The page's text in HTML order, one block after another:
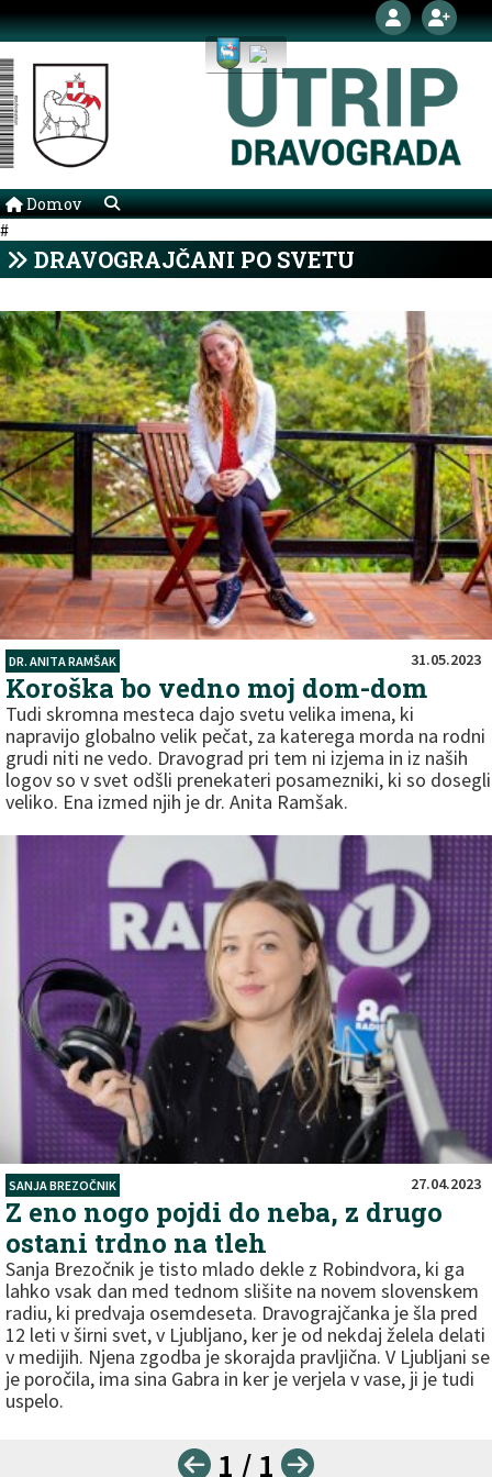
Domov
#
DRAVOGRAJČANI PO SVETU
DR. ANITA RAMŠAK 31.05.2023
Koroška bo vedno moj dom-dom
Tudi skromna mesteca dajo svetu velika imena, ki
napravijo globalno velik pečat, za katerega morda na rodni
grudi niti ne vedo. Dravograd pri tem ni izjema in iz naših
logov so v svet odšli prenekateri posamezniki, ki so dosegli
veliko. Ena izmed njih je dr. Anita Ramšak.
SANJA BREZOČNIK 27.04.2023
Z eno nogo pojdi do neba, z drugo
ostani trdno na tleh
Sanja Brezočnik je tisto mlado dekle z Robindvora, ki ga
lahko vsak dan med tednom slišite na novem slovenskem
radiu, ki predvaja osemdeseta. Dravograjčanka je šla pred
12 leti v širni svet, v Ljubljano, ker je od nekdaj želela delati
v medijih. Njena zgodba je skorajda pravljična. V Ljubljani se
je poročila, ima sina Gabra in ker je verjela v vase, ji je tudi
uspelo.
1 / 1